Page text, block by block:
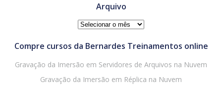
Arquivo
Arquivo
Compre cursos da Bernardes Treinamentos online
Gravação da Imersão em Servidores de Arquivos na Nuvem
Gravação da Imersão em Réplica na Nuvem